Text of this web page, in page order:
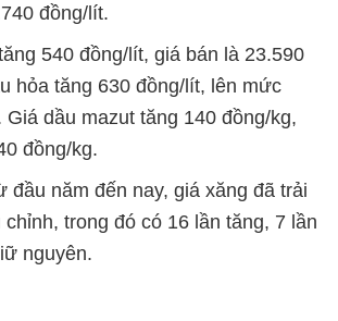
đồng/lít.
540 đồng/lít, giá bán là 23.590
hỏa tăng 630 đồng/lít, lên mức
Giá dầu mazut tăng 140 đồng/kg,
đồng/kg.
đầu năm đến nay, giá xăng đã trải
trong đó có 16 lần tăng, 7 lần
nguyên.